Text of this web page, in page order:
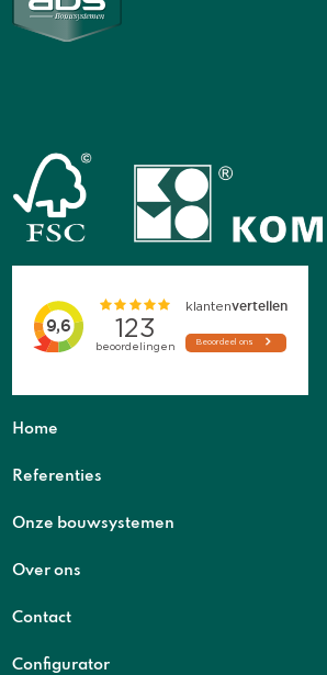
Home
Referenties
Onze bouwsystemen
Over ons
Contact
Configurator